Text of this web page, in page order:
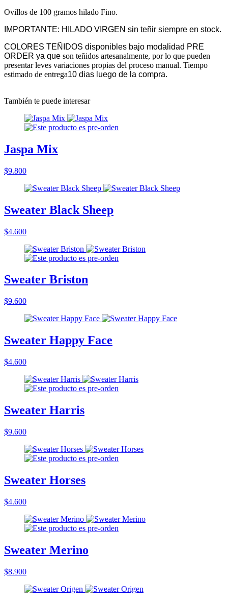
Ovillos de 100 gramos hilado Fino.
IMPORTANTE: HILADO VIRGEN sin teñir siempre en stock.
COLORES TEÑIDOS disponibles bajo modalidad PRE
ORDER ya que son teñidos artesanalmente, por lo que pueden
presentar leves variaciones propias del proceso manual. Tiempo
estimado de entrega10 dias luego de la compra.
También te puede interesar
Jaspa Mix
$9.800
Sweater Black Sheep
$4.600
Sweater Briston
$9.600
Sweater Happy Face
$4.600
Sweater Harris
$9.600
Sweater Horses
$4.600
Sweater Merino
$8.900